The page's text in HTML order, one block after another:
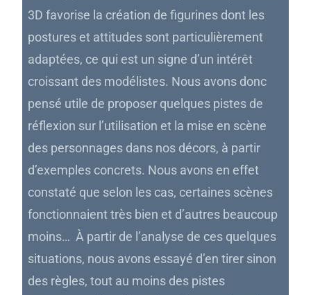
3D favorise la création de figurines dont les
postures et attitudes sont particulièrement
adaptées, ce qui est un signe d’un intérêt
croissant des modélistes. Nous avons donc
pensé utile de proposer quelques pistes de
réflexion sur l’utilisation et la mise en scène
des personnages dans nos décors, à partir
d’exemples concrets. Nous avons en effet
constaté que selon les cas, certaines scènes
fonctionnaient très bien et d’autres beaucoup
moins… À partir de l’analyse de ces quelques
situations, nous avons essayé d’en tirer sinon
des règles, tout au moins des pistes